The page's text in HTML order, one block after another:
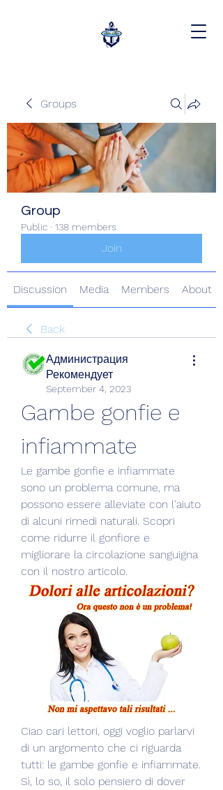
Groups
Group
Public · 138 members
Join
Discussion Media Members About
Back
Администрация
Рекомендует
September 4, 2023
Gambe gonfie e
infiammate
Le gambe gonfie e infiammate
sono un problema comune, ma
possono essere alleviate con l'aiuto
di alcuni rimedi naturali. Scopri
come ridurre il gonfiore e
migliorare la circolazione sanguigna
con il nostro articolo.
Ciao cari lettori, oggi voglio parlarvi
di un argomento che ci riguarda
tutti: le gambe gonfie e infiammate.
Sì, lo so, il solo pensiero di dover